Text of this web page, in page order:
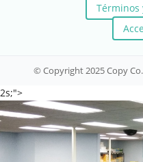
Términos
© Copyright 2025 Copy
2s;">